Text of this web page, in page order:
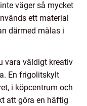
väger så mycket
ett material
därmed målas i
vara väldigt kreativ
En frigolitskylt
i köpcentrum och
att göra en häftig